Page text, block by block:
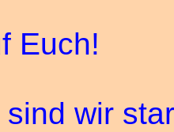
Euch!
wir